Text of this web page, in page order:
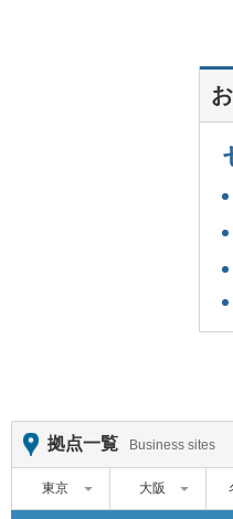
拠点一覧 Business sites
東京 大阪